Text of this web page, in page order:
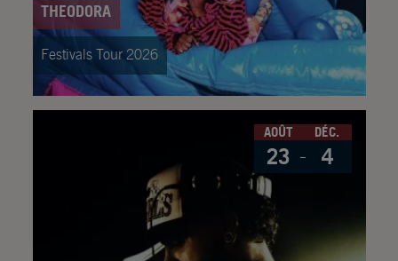
THEODORA
Festivals Tour 2026
AOÛT
23
DÉC.
4